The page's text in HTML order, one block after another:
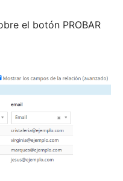
el botón PROBAR